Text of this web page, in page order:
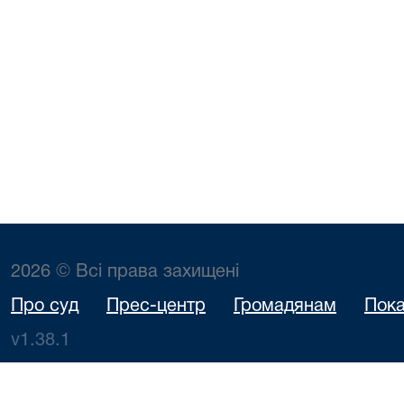
2026 © Всі права захищені
Про суд Прес-центр Громадянам
v1.38.1